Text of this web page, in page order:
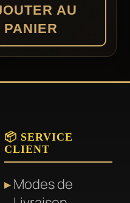
AU
PANIER
📦 SERVICE
CLIENT
Modes de